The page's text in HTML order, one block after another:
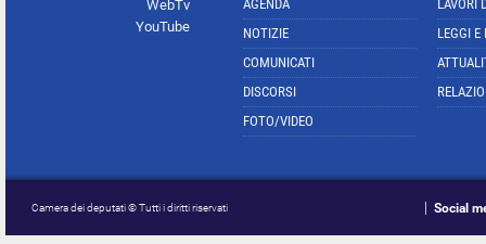
WebTv
YouTube
AGENDA
NOTIZIE
COMUNICATI
DISCORSI
FOTO/VIDEO
LAVORI
LEGGI E
Camera dei deputati © Tutti i diritti riservati Social